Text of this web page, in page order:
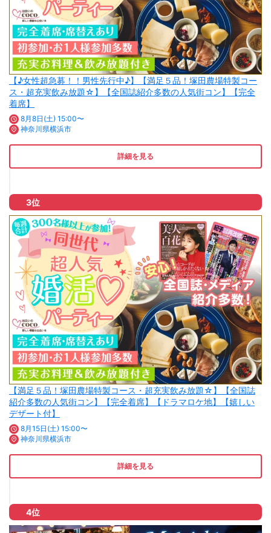
【♪女性超急募！！男性先行中♪】【満足５品！塚田農場特製コー
ス・超充実飲み放題☆】【全国誌紹介多数の人気街コン】【完全
着席】
8月8日(土) 15:00〜
神奈川県横浜市
詳細を見る
3位
【満足５品！塚田農場特製コース・超充実飲み放題☆】【全国誌
紹介多数の人気街コン】【完全着席】【ドラマロケ地】【嬉しい
デザート付】
8月15日(土) 15:00〜
神奈川県横浜市
詳細を見る
4位